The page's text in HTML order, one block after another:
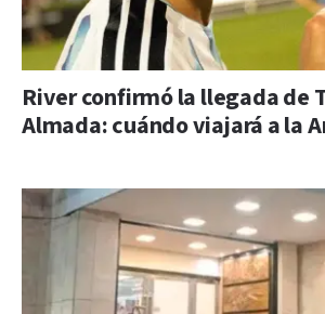
River confirmó la llegada de
Almada: cuándo viajará a la